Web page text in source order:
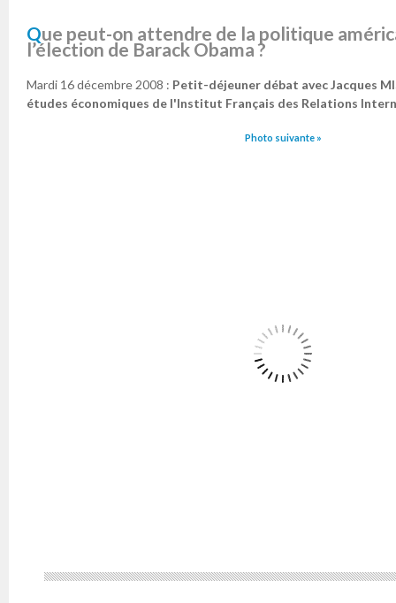
Que peut-on attendre de la politique américaine après
l’élection de Barack Obama ?
Mardi 16 décembre 2008 : Petit-déjeuner débat avec Jacques
études économiques de l'Institut Français des Relations
Photo suivante »